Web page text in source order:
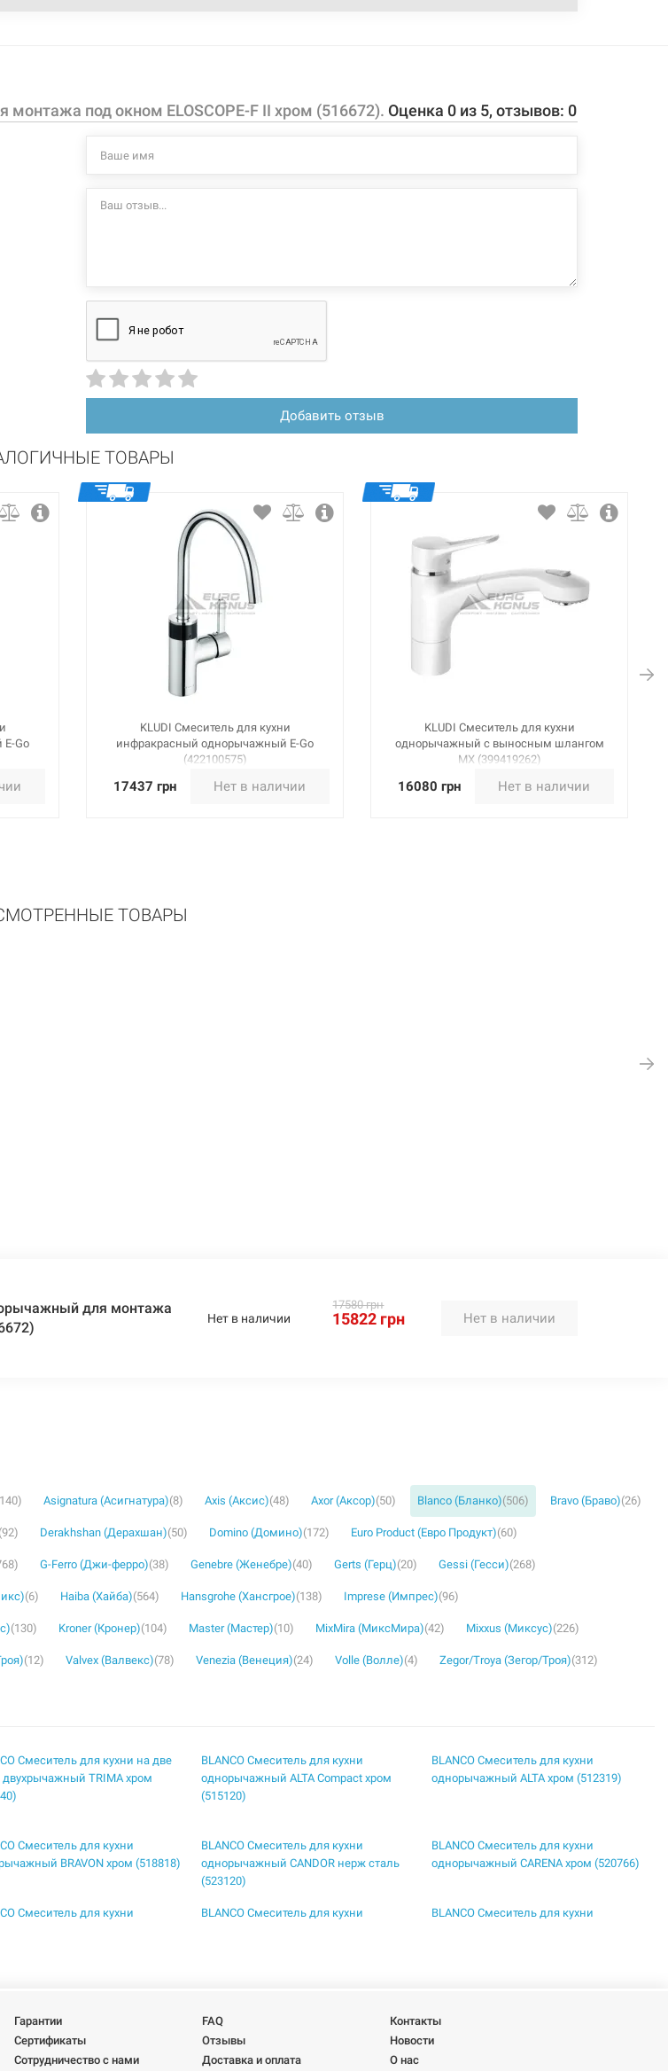
керамический картридж
аэратор с защитой от образования накипи
под окном ELOSCOPE-F II хром (516672). Оценка 0 из 5, отзывов: 0
Добавить отзыв
ТОВАРЫ
Go
KLUDI Смеситель для кухни
инфракрасный однорычажный E-Go
(422100575)
17437 грн Нет в наличии
KLUDI Смеситель для кухни
однорычажный с выносным шлангом
MX (399419262)
16080 грн Нет в наличии
ТОВАРЫ
для монтажа
Нет в наличии
17580 грн
15822 грн Нет в наличии
Asignatura (Асигнатура)(8) Axis (Аксис)(48) Axor (Аксор)(50) Blanco (Бланко)(506) Bravo (Браво)(26)
(92) Derakhshan (Дерахшан)(50) Domino (Домино)(172) Euro Product (Евро Продукт)(60)
G-Ferro (Джи-ферро)(38) Genebre (Женебре)(40) Gerts (Герц)(20) Gessi (Гесси)(268)
(6) Haiba (Хайба)(564) Hansgrohe (Хансгрое)(138) Imprese (Импрес)(96)
(130) Kroner (Кронер)(104) Master (Мастер)(10) MixMira (МиксМира)(42) Mixxus (Миксус)(226)
(12) Valvex (Валвекс)(78) Venezia (Венеция)(24) Volle (Волле)(4) Zegor/Troya (Зегор/Троя)(312)
Смеситель для кухни на две
TRIMA хром
BLANCO Смеситель для кухни
однорычажный ALTA Compact хром
(515120)
BLANCO Смеситель для кухни
однорычажный ALTA хром (512319)
Смеситель для кухни
BRAVON хром (518818)
BLANCO Смеситель для кухни
однорычажный CANDOR нерж сталь
(523120)
BLANCO Смеситель для кухни
однорычажный CARENA хром (520766)
Смеситель для кухни
BLANCO Смеситель для кухни
BLANCO Смеситель для кухни
ELOSCOPE-F II хром (516672)
окном LANORA-F нержавеющая сталь
(526179)
окном с выдвижным изливом DARAS-
Смеситель для кухни BLANCO Смеситель для кухни
Гарантии FAQ
Контакты
Сертификаты Отзывы
Новости
Сотрудничество с нами Доставка и оплата О нас